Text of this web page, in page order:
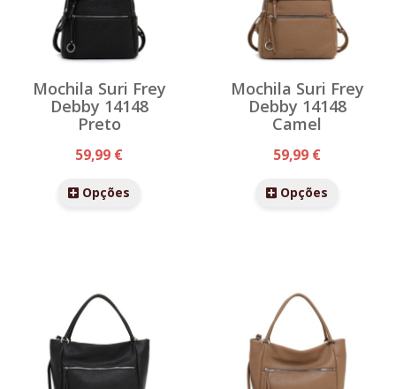
Mochila Suri Frey
Debby 14148
Preto
59,99 €
Opções
Mochila Suri Frey
Debby 14148
Camel
59,99 €
Opções